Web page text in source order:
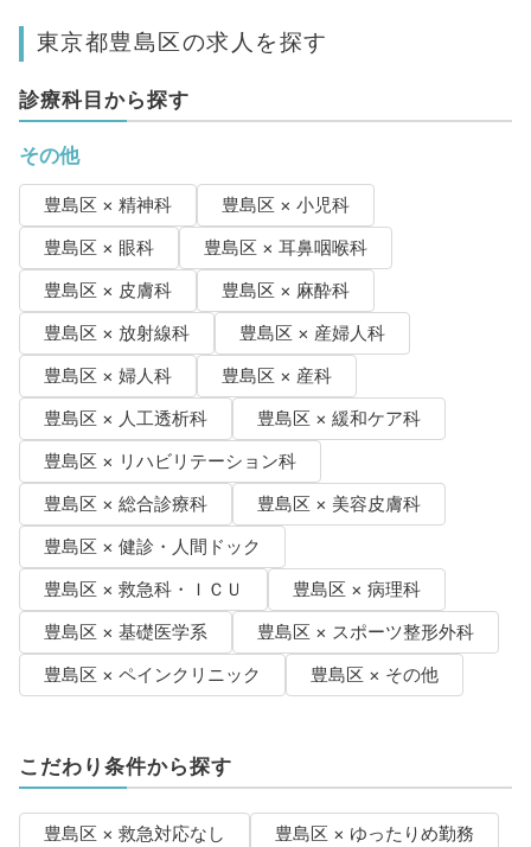
東京都豊島区の求人を探す
診療科目から探す
その他
豊島区 × 精神科
豊島区 × 小児科
豊島区 × 眼科
豊島区 × 耳鼻咽喉科
豊島区 × 皮膚科
豊島区 × 麻酔科
豊島区 × 放射線科
豊島区 × 産婦人科
豊島区 × 婦人科
豊島区 × 産科
豊島区 × 人工透析科
豊島区 × 緩和ケア科
豊島区 × リハビリテーション科
豊島区 × 総合診療科
豊島区 × 美容皮膚科
豊島区 × 健診・人間ドック
豊島区 × 救急科・ＩＣＵ
豊島区 × 病理科
豊島区 × 基礎医学系
豊島区 × スポーツ整形外科
豊島区 × ペインクリニック
豊島区 × その他
こだわり条件から探す
豊島区 × 救急対応なし
豊島区 × ゆったりめ勤務